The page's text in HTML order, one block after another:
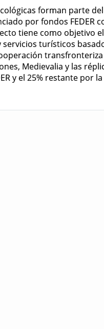
forman parte
por fondos FEDER
tiene como objetivo
turísticos
transfronteriza
Medievalia y las
y el 25% restante por